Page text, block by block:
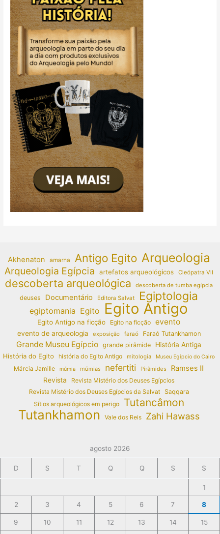
Akhenaton amarna Antigo Egito Arqueologia
Arqueologia Egípcia artefatos arqueológicos Cleópatra VII
descoberta arqueológica descoberta de tumba egípcia
deuses Documentário Editora Salvat Egiptologia
egiptomania Egito Egito Antigo
Egito Antigo na ficção Egito na ficção evento
evento de arqueologia exposição faraó Faraó Tutankhamon
Grande Museu Egípcio grande pirâmide
História Antiga
História do Egito
história do Egito Antigo mitologia Museu Egípcio do Cairo
Márcia Jamille múmia múmias nefertiti Pirâmides Ramses II
Revista
Revista Mistério dos Deuses Egípcios
Revista Mistério dos Deuses Egípcios da Salvat
Saqqara
Sítios arqueológicos em perigo
Tutancâmon
Tutankhamon Vale dos Reis Zahi Hawass
agosto 2026
D S T Q Q S S
1
2 3 4 5 6 7 8
9 10 11 12 13 14 15